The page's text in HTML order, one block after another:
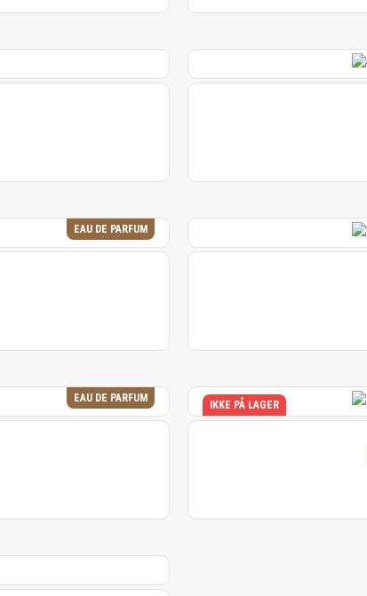
EAU DE PARFUM
EAU DE PARFUM
IKKE PÅ LAGER